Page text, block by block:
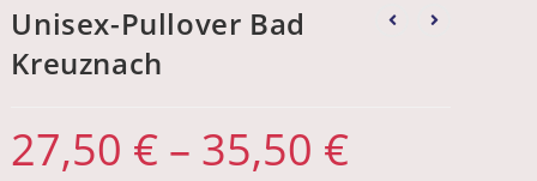
Unisex-Pullover Bad
Kreuznach
27,50 € – 35,50 €